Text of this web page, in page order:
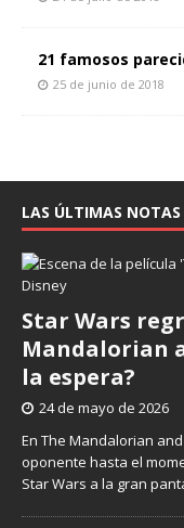
21 famosos
25 de junio de 2018
LAS ÚLTIMAS NOTAS
Star Wars
Mandalorian
la espera?
24 de mayo de 2026
En The Mandalorian
oponente hasta el
Star Wars a la gran